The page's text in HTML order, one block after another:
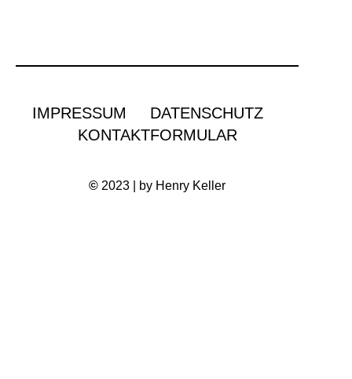
IMPRESSUM
DATENSCHUTZ
KONTAKTFORMULAR
© 2023 | by Henry Keller